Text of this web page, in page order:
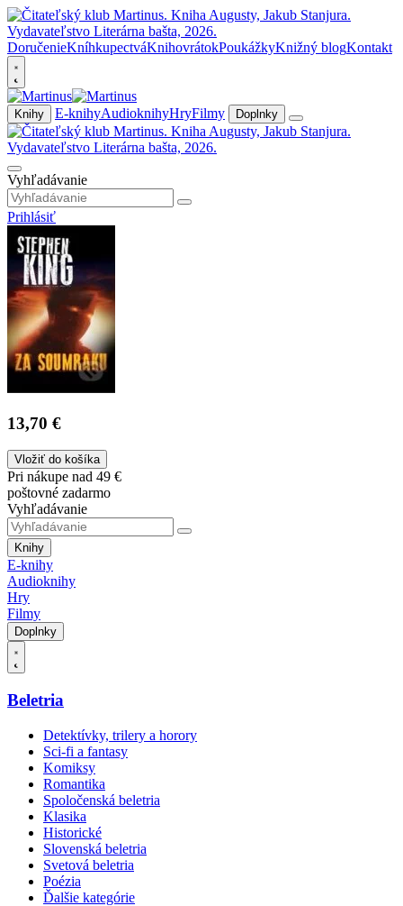
DoručenieKníhkupectváKnihovrátokPoukážkyKnižný blogKontakt
Knihy E-knihyAudioknihyHryFilmy Doplnky
Vyhľadávanie
Prihlásiť
13,70 €
Vložiť do košíka
Pri nákupe nad 49 €
poštovné zadarmo
Vyhľadávanie
Knihy
E-knihy
Audioknihy
Hry
Filmy
Doplnky
Beletria
Detektívky, trilery a horory
Sci-fi a fantasy
Komiksy
Romantika
Spoločenská beletria
Klasika
Historické
Slovenská beletria
Svetová beletria
Poézia
Ďalšie kategórie